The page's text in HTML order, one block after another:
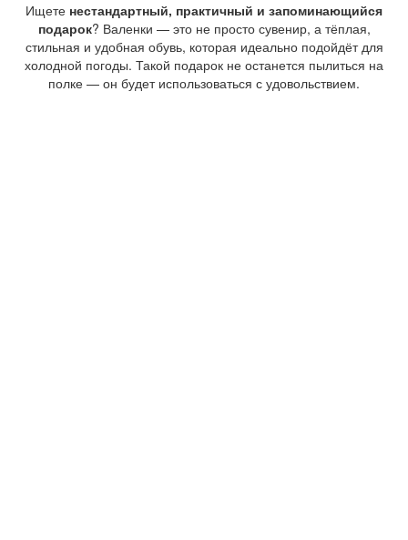
Ищете нестандартный, практичный и запоминающийся
подарок? Валенки — это не просто сувенир, а тёплая,
стильная и удобная обувь, которая идеально подойдёт для
холодной погоды. Такой подарок не останется пылиться на
полке — он будет использоваться с удовольствием.